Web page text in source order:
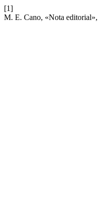
[1]
M. E. Cano, «Nota editorial»,